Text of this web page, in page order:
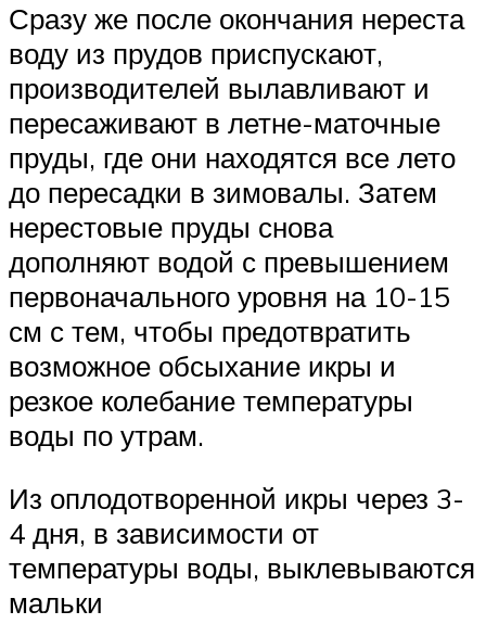
Сразу же после окончания нереста
воду из прудов приспускают,
производителей вылавливают и
пересаживают в летне-маточные
пруды, где они находятся все лето
до пересадки в зимовалы. Затем
нерестовые пруды снова
дополняют водой с превышением
первоначального уровня на 10-15
см с тем, чтобы предотвратить
возможное обсыхание икры и
резкое колебание температуры
воды по утрам.
Из оплодотворенной икры через 3-
4 дня, в зависимости от
температуры воды, выклевываются
мальки